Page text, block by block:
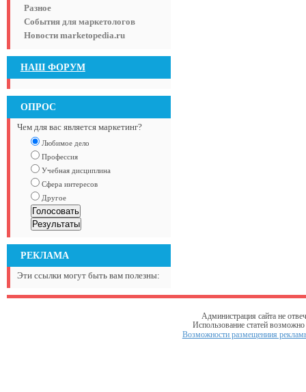
Разное
События для маркетологов
Новости marketopedia.ru
НАШ ФОРУМ
ОПРОС
Чем для вас является маркетинг?
Любимое дело
Профессия
Учебная дисциплина
Сфера интересов
Другое
РЕКЛАМА
Эти ссылки могут быть вам полезны:
Администрация сайта не
Использование статей
Возможности размещениия